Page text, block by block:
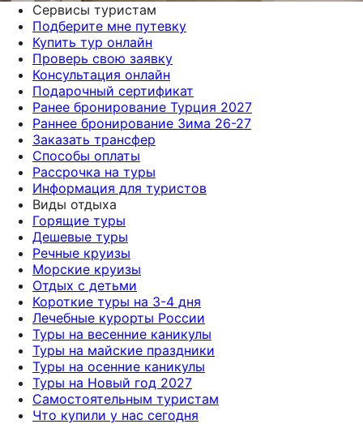
Сервисы туристам
Подберите мне путевку
Купить тур онлайн
Проверь свою заявку
Консультация онлайн
Подарочный сертификат
Ранее бронирование Турция 2027
Раннее бронирование Зима 26-27
Заказать трансфер
Способы оплаты
Рассрочка на туры
Информация для туристов
Виды отдыха
Горящие туры
Дешевые туры
Речные круизы
Морские круизы
Отдых с детьми
Короткие туры на 3-4 дня
Лечебные курорты России
Туры на весенние каникулы
Туры на майские праздники
Туры на осенние каникулы
Туры на Новый год 2027
Самостоятельным туристам
Что купили у нас сегодня